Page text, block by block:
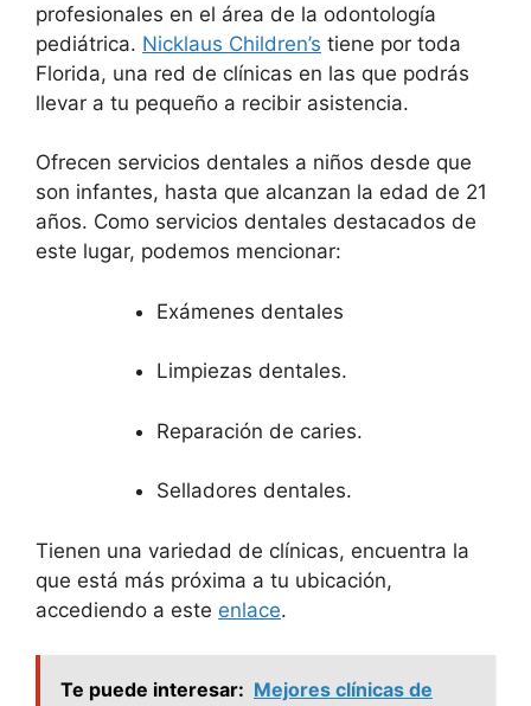
profesionales en el área de la odontología
pediátrica. Nicklaus Children’s tiene por toda
Florida, una red de clínicas en las que podrás
llevar a tu pequeño a recibir asistencia.
Ofrecen servicios dentales a niños desde que
son infantes, hasta que alcanzan la edad de 21
años. Como servicios dentales destacados de
este lugar, podemos mencionar:
Exámenes dentales
Limpiezas dentales.
Reparación de caries.
Selladores dentales.
Tienen una variedad de clínicas, encuentra la
que está más próxima a tu ubicación,
accediendo a este enlace.
Te puede interesar: Mejores clínicas de